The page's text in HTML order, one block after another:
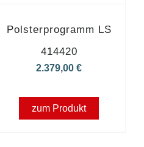
Polsterprogramm LS
414420
2.379,00€
zum Produkt